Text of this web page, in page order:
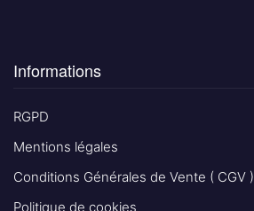
Informations
RGPD
Mentions légales
Conditions Générales de Vente ( CGV )
Politique de cookies